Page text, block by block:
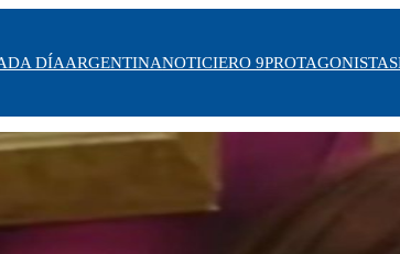
DÍAARGENTINANOTICIERO 9PROTAGONISTAS